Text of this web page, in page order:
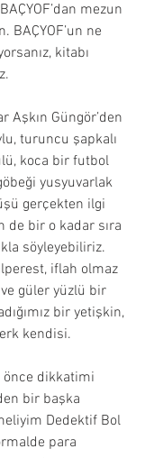
mezun
BAÇYOF’un ne
kitabı
Aşkın Güngör’den
turuncu şapkalı
koca bir futbol
yusyuvarlak
gerçekten ilgi
de bir o kadar sıra
söyleyebiliriz.
iflah olmaz
güler yüzlü bir
bir yetişkin,
kendisi.
önce dikkatimi
bir başka
Dedektif Bol
para